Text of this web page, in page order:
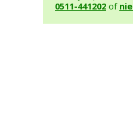
0511-441202 of